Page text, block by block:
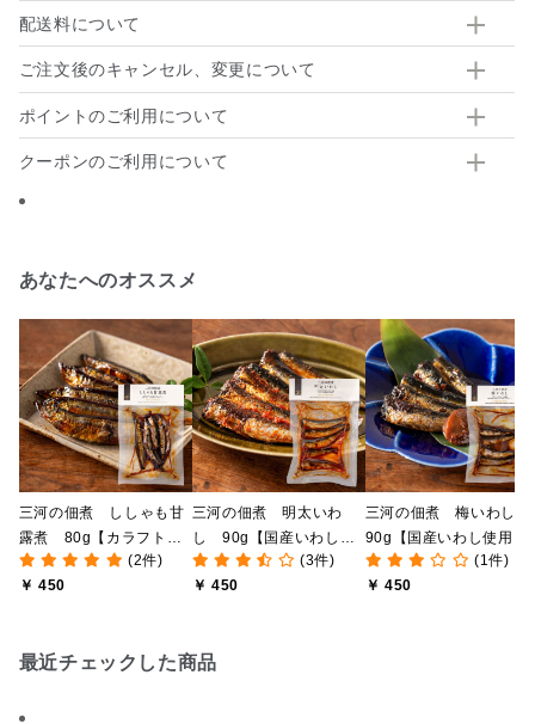
配送料について
ご注文後のキャンセル、変更について
ポイントのご利用について
クーポンのご利用について
あなたへのオススメ
三河の佃煮 ししゃも甘
露煮 80g【カラフトシ
シャモ使用】
(2件)
￥ 450
三河の佃煮 明太いわ
し 90g【国産いわし使
用】
(3件)
￥ 450
三河の佃煮 梅いわし
90g【国産いわし使用】
(1件)
￥ 450
最近チェックした商品